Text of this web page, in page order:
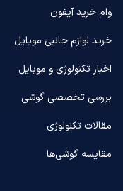
وام خرید آیفون
خرید لوازم جانبی موبایل
اخبار تکنولوژی و موبایل
بررسی تخصصی گوشی
مقالات تکنولوژی
مقایسه گوشی‌ها